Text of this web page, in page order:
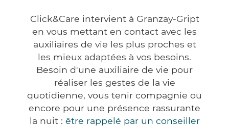
Click&Care intervient à Granzay-Gript
en vous mettant en contact avec les
auxiliaires de vie les plus proches et
les mieux adaptées à vos besoins.
Besoin d'une auxiliaire de vie pour
réaliser les gestes de la vie
quotidienne, vous tenir compagnie ou
encore pour une présence rassurante
la nuit : être rappelé par un conseiller